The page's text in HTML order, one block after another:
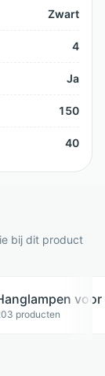
Zwart
4
Ja
150
40
bij dit product
producten